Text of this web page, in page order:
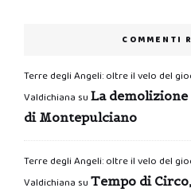
COMMENTI
Terre degli Angeli: oltre il velo del
Valdichiana su La
di Montepulciano
Terre degli Angeli: oltre il velo del
Valdichiana su Tempo di